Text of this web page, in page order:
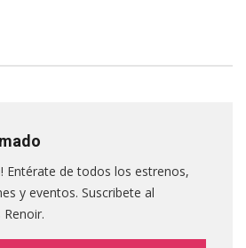
Entérate de todos los estrenos,
y eventos. Suscribete al